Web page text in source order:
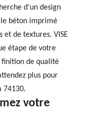
d'un design
le béton imprimé
de textures. VISE
étape de votre
finition de qualité
plus pour
74130.
votre